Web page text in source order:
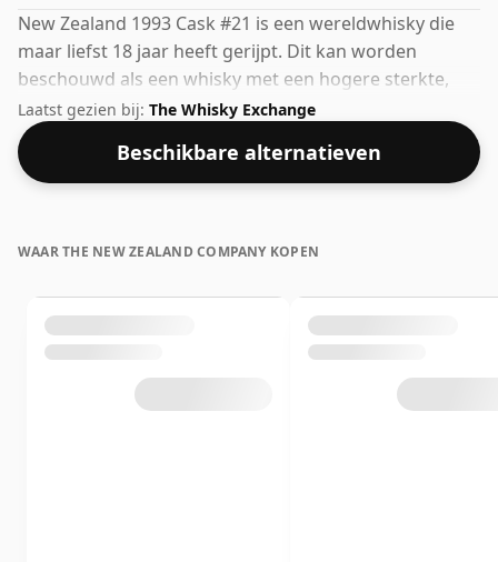
New Zealand 1993 Cask #21 is een wereldwhisky die
maar liefst 18 jaar heeft gerijpt. Dit kan worden
beschouwd als een whisky met een hogere sterkte,
met een ABV van 51,9%. Wordt geleverd in de reguliere
bottelgrootte van 70cl.
Laatst gezien bij: The Whisky Exchange
Beschikbare alternatieven
WAAR THE NEW ZEALAND COMPANY KOPEN